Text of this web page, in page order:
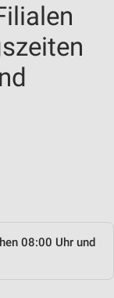
08:00 Uhr und